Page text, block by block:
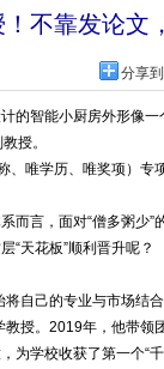
不靠发论文
分享到
的智能小厨房外形像
授。
、唯学历、唯奖项）
而言，面对“僧多粥少
“天花板”顺利晋升呢？
自己的专业与市场结
授。2019年，他带领
学校收获了第一个“千